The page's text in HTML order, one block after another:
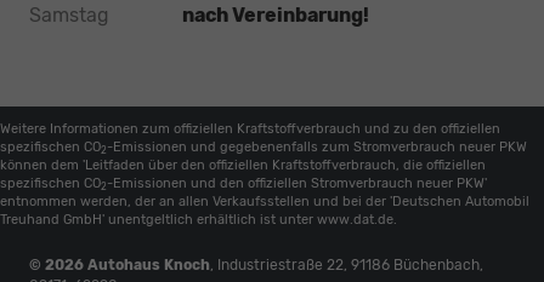
Samstag
nach Vereinbarung!
Weitere Informationen zum offiziellen Kraftstoffverbrauch und zu den offiziellen
spezifischen CO2 -Emissionen und gegebenenfalls zum Stromverbrauch neuer PKW
können dem 'Leitfaden über den offiziellen Kraftstoffverbrauch, die offiziellen
spezifischen CO2 -Emissionen und den offiziellen Stromverbrauch neuer PKW'
entnommen werden, der an allen Verkaufsstellen und bei der 'Deutschen Automobil
Treuhand GmbH' unentgeltlich erhältlich ist unter www.dat.de.
© 2026 Autohaus Knoch, Industriestraße 22, 91186 Büchenbach,